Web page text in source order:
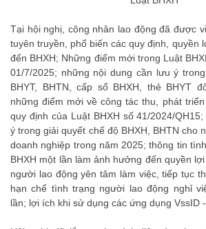
Tại hội nghị, công nhân lao động đã được
tuyên truyền, phổ biến các quy định, quyền
đến BHXH; Những điểm mới trong Luật
01/7/2025; những nội dung cần lưu ý trong
BHYT, BHTN, cấp sổ BHXH, thẻ BHYT
những điểm mới về công tác thu, phát
quy định của Luật BHXH số 41/2024/
ý trong giải quyết chế độ BHXH, BHTN cho
doanh nghiệp trong năm 2025; thông tin
BHXH một lần làm ảnh hưởng đến quyền
người lao động yên tâm làm việc, tiếp tục
hạn chế tình trạng người lao động nghỉ
lần; lợi ích khi sử dụng các ứng dụng VssID -